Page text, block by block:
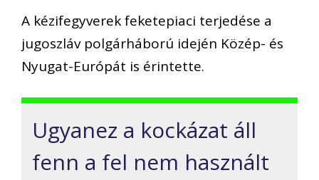
A kézifegyverek feketepiaci terjedése a
jugoszláv polgárháború idején Közép- és
Nyugat-Európát is érintette.
Ugyanez a kockázat áll
fenn a fel nem használt